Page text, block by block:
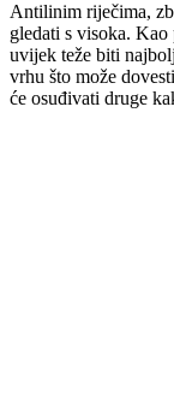
Antilinim riječima,
gledati s visoka.
uvijek teže biti
vrhu što može
će osuđivati ​​druge